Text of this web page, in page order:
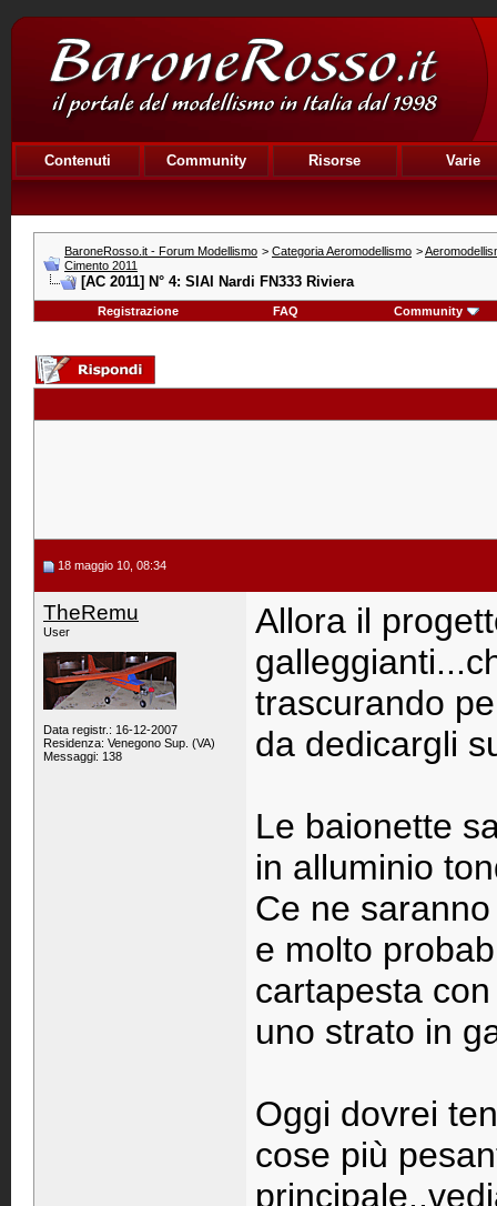
Contenuti Community Risorse Varie
BaroneRosso.it - Forum Modellismo > Categoria Aeromodellismo >
Cimento 2011
[AC 2011] N° 4: SIAI Nardi FN333 Riviera
Registrazione FAQ Community
18 maggio 10, 08:34
TheRemu
User
Data registr.: 16-12-2007
Residenza: Venegono Sup. (VA)
Messaggi: 138
Allora il
trascurando
da dedicargli
Le baionette
in alluminio
Ce ne
e molto
cartapesta
uno strato in
Oggi dovrei
cose più